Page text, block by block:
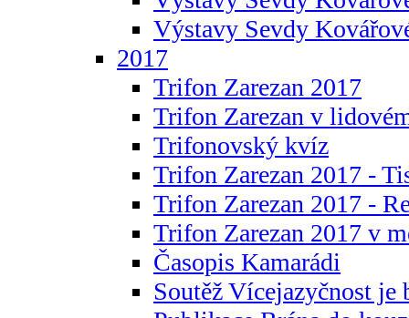
Výstavy Sevdy
2017
Trifon Zarezan 2017
Trifon Zarezan v
Trifonovský kvíz
Trifon Zarezan 2017 -
Trifon Zarezan 2017 -
Trifon Zarezan 2017 v
Časopis Kamarádi
Soutěž Vícejazyčnost je